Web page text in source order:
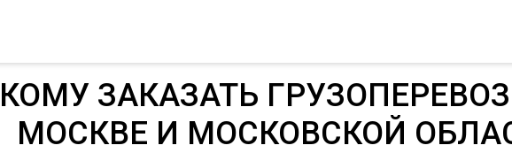
КОМУ ЗАКАЗАТЬ
МОСКВЕ И МОСКОВСКОЙ